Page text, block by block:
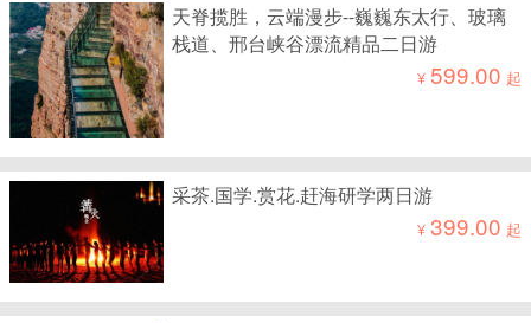
天脊揽胜，云端漫步--巍巍东太行、玻璃
栈道、邢台峡谷漂流精品二日游
¥599.00 起
采茶.国学.赏花.赶海研学两日游
¥399.00 起